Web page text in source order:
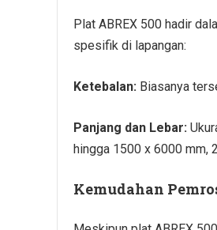
Plat ABREX 500 hadir
spesifik di lapangan:
Ketebalan: Biasanya
Panjang dan Lebar:
hingga 1500 x 6000 mm,
Kemudahan